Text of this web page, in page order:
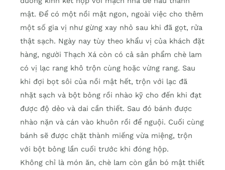
mật. Để có một nồi mật ngon, ngoài việc cho thêm
một số gia vị như gừng xay nhỏ sau khi đã gọt, rửa
thật sạch. Ngày nay tùy theo khẩu vị của khách đặt
hàng, người Thạch Xá còn có cả sản phẩm chè lam
có vị lạc rang khô trộn cùng hoặc vừng rang. Sau
khi đợi bọt sôi của nồi mật hết, trộn với lạc đã
nhặt sạch và bột bỏng rồi nhào kỹ cho đến khi đạt
được độ dẻo và dai cần thiết. Sau đó bánh được
nhào nặn và cán vào khuôn rồi để nguội. Cuối cùng
bánh sẽ được chặt thành miếng vừa miệng, trộn
với bột bỏng lần cuối trước khi đóng hộp.
Không chỉ là món ăn, chè lam còn gắn bó mật thiết